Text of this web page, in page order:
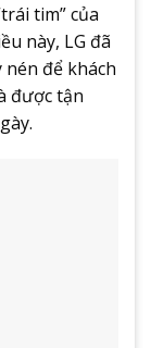
tim” của
này, LG đã
để khách
được tận